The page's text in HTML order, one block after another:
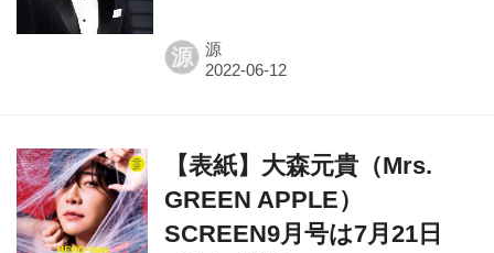
源 源
【表紙】大森元貴（Mrs.
GREEN APPLE）
SCREEN9月号は7月21日